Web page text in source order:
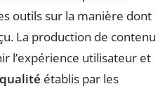
outils sur la manière dont
La production de contenu
l’expérience utilisateur et
qualité établis par les